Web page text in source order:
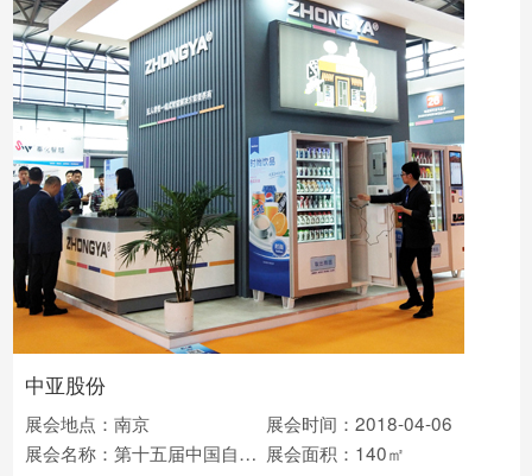
中亚股份
展会地点：南京
展会时间：2018-04-06
展会名称：第十五届中国自助展 展会面积：140㎡